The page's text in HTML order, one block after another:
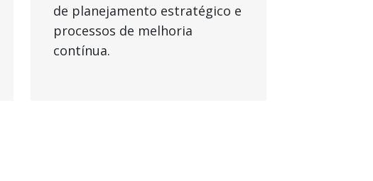
de planejamento estratégico e
processos de melhoria
contínua.